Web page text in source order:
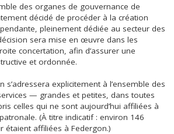
des organes de gouvernance de
décidé de procéder à la création
pleinement dédiée au secteur des
sera mise en œuvre dans les
concertation, afin d’assurer une
et ordonnée.
s’adressera explicitement à l’ensemble des
— grandes et petites, dans toutes
celles qui ne sont aujourd’hui affiliées à
(À titre indicatif : environ 146
étaient affiliées à Federgon.)